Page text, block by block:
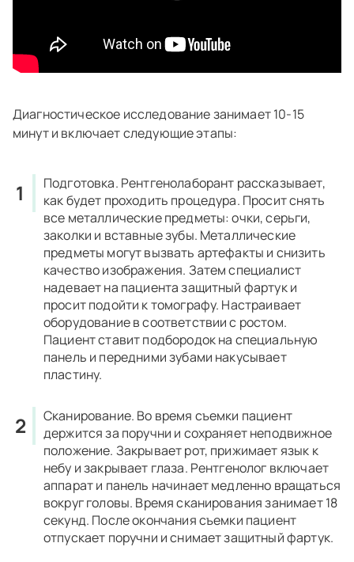
Диагностическое исследование занимает 10-15
минут и включает следующие этапы:
Подготовка. Рентгенолаборант рассказывает,
как будет проходить процедура. Просит снять
все металлические предметы: очки, серьги,
заколки и вставные зубы. Металлические
предметы могут вызвать артефакты и снизить
качество изображения. Затем специалист
надевает на пациента защитный фартук и
просит подойти к томографу. Настраивает
оборудование в соответствии с ростом.
Пациент ставит подбородок на специальную
панель и передними зубами накусывает
пластину.
Сканирование. Во время съемки пациент
держится за поручни и сохраняет неподвижное
положение. Закрывает рот, прижимает язык к
небу и закрывает глаза. Рентгенолог включает
аппарат и панель начинает медленно вращаться
вокруг головы. Время сканирования занимает 18
секунд. После окончания съемки пациент
отпускает поручни и снимает защитный фартук.